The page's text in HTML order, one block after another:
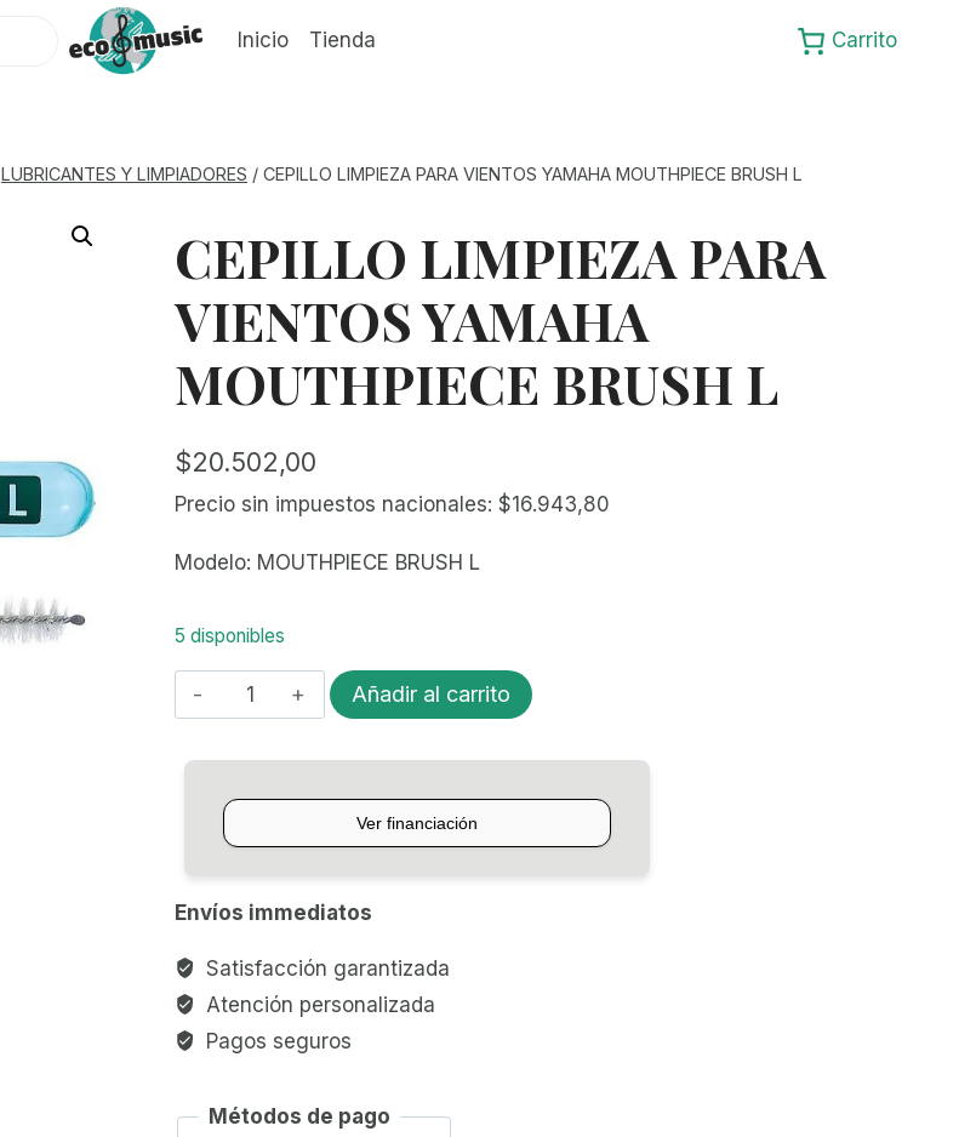
Inicio Tienda Carrito
LUBRICANTES Y LIMPIADORES / CEPILLO LIMPIEZA PARA VIENTOS YAMAHA MOUTHPIECE BRUSH L
CEPILLO LIMPIEZA PARA
VIENTOS YAMAHA
MOUTHPIECE BRUSH L
$20.502,00
Precio sin impuestos nacionales: $16.943,80
Modelo: MOUTHPIECE BRUSH L
5 disponibles
CEPILLO
LIMPIEZA
YAMAHA
MOUTHPIECE
BRUSH
L
Añadir al carrito
Envíos immediatos
Satisfacción garantizada
Atención personalizada
Pagos seguros
Métodos de pago